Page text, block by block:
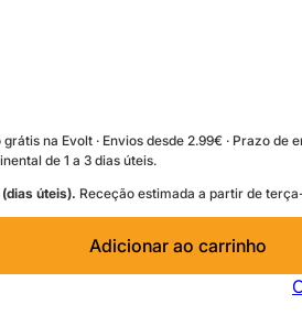
na Evolt · Envios desde 2.99€ · Prazo de
de 1 a 3 dias úteis.
úteis). Receção estimada a partir de
Adicionar ao carrinho